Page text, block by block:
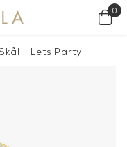
0
- Lets Party